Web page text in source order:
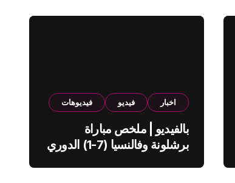
اخبار فيديو فيديوهات
بالفيديو | ملخص مباراة
برشلونة وفالنسيا (7-1) الدوري